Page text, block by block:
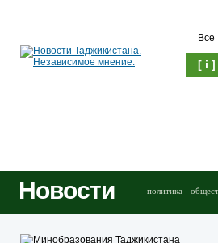
Все
[ i ]
Новости политика